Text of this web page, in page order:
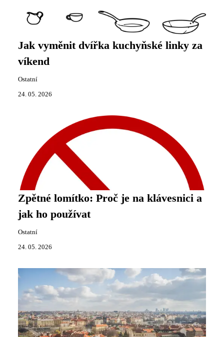
Jak vyměnit dvířka kuchyňské linky za
víkend
Ostatní
24. 05. 2026
Zpětné lomítko: Proč je na klávesnici a
jak ho používat
Ostatní
24. 05. 2026